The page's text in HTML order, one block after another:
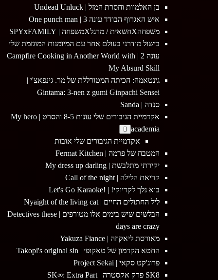
בן האלמוות וחסרת המזל | Undead Unluck
איש האגרוף הבודד עונה 3 | One punch man
משפחהXחשאית / מרגלXמשפחה | SPYxFAMILY
בישול מודרני בעולם אחר עם המיומנות המוגזמת שלי
עונה 2 | Campfire Cooking in Another World with
My Absurd Skill
גינטאמה: הכיתה המטורללת של מר. גינפאצ'י |
Gintama: 3-nen z gumi Ginpachi Sensei
סנדה | Sanda
אקדמיית הגיבורים שלי עונות 8-5 והסרט | My hero
academia
אקדמיית הגיבורים שלי אובות
המטבח של פרמה | Fermat Kitchen
יקירתי מתלבשת | My dress up darling
קריאת הלילה | Call of the night
בוא נלך לקריוקי! | !Let's Go Karaoke
ליל החתולים החיים | Nyaight of the living cat
הבלשים שיש בימים אלו מטורפים | Detectives these
days are crazy
מאורסת ליאקוזה | Yakuza Fiance
החטא הקדמון של טאקופי | Takopi's original sin
פרוג'קט סקאי | Project Sekai
SK8 פרק אקסטרה | SK∞: Extra Part